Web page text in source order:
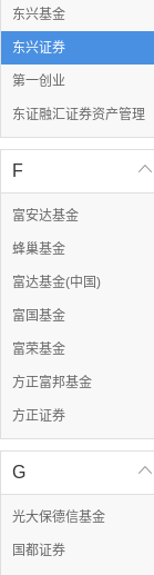
东兴基金
东兴证券
第一创业
东证融汇证券资产管理

F
富安达基金
蜂巢基金
富达基金(中国)
富国基金
富荣基金
方正富邦基金
方正证券

G
光大保德信基金
国都证券